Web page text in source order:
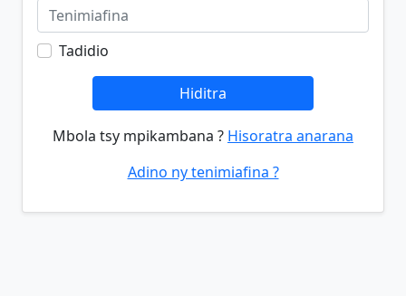
Tadidio
Hiditra
Mbola tsy mpikambana ? Hisoratra anarana
Adino ny tenimiafina ?